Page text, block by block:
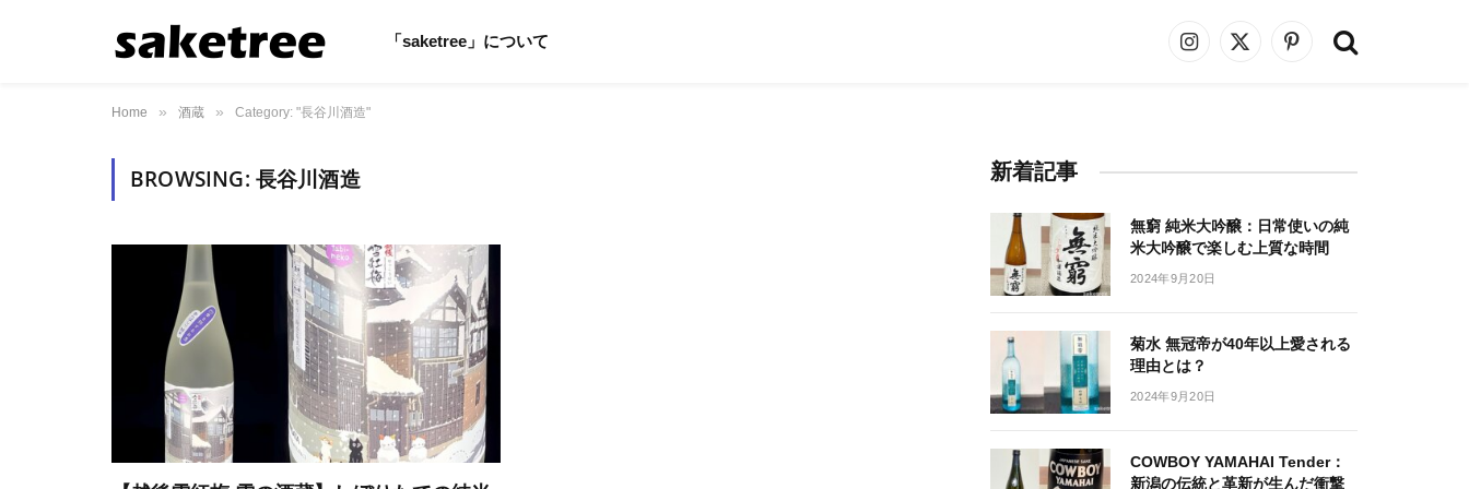
「saketree」について
Instagram
X
Pinterest
Home » 酒蔵 » Category: "長谷川酒造"
BROWSING: 長谷川酒造 新着記事
無窮 純米大吟醸：日常使いの純
米大吟醸で楽しむ上質な時間
2024年9月20日
菊水 無冠帝が40年以上愛される
理由とは？
2024年9月20日
COWBOY YAMAHAI Tender：
新潟の伝統と革新が生んだ衝撃